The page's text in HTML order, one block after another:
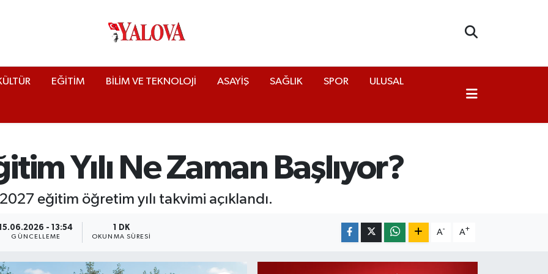
EĞİTİM BİLİM VE TEKNOLOJİ ASAYİŞ SAĞLIK SPOR ULUSAL
Yılı Ne Zaman Başlıyor?
eğitim öğretim yılı takvimi açıklandı.
15.06.2026 - 13:54
GÜNCELLEME
1 DK
OKUNMA SÜRESI
A- A+